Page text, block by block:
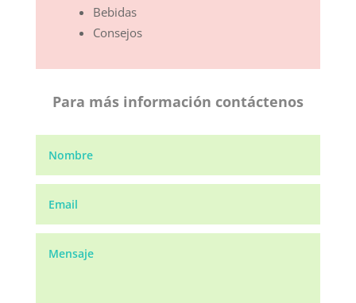
Bebidas
Consejos
Para más información contáctenos